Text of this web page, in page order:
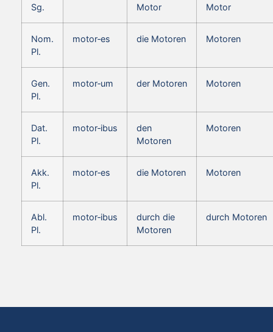
Sg.
Motor
Motor
Nom.
Pl.
motor‑es die Motoren Motoren
Gen.
Pl.
motor‑um der Motoren Motoren
Dat.
Pl.
motor‑ibus
den
Motoren
Motoren
Akk.
Pl.
motor‑es die Motoren Motoren
Abl.
Pl.
motor‑ibus
durch die
Motoren
durch Motoren